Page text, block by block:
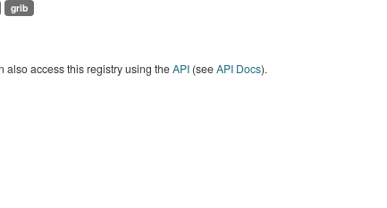
grib
also access this registry using theAPI(seeAPI Docs).